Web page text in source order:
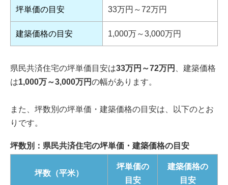
坪単価の目安 33万円～72万円
建築価格の目安 1,000万～3,000万円
県民共済住宅の坪単価目安は33万円～72万円
、建築価格
は1,000万～3,000万円の幅があります。
また、坪数別の坪単価・建築価格の目安は、以下のとお
りです。
坪数別：県民共済住宅の坪単価・建築価格の目安
坪数（平米）
坪単価の
目安
建築価格の
目安